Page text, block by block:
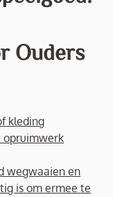
Ouders
kleding
opruimwerk
wegwaaien en
is om ermee te